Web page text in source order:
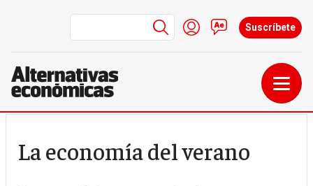
Menú de cuenta de
Iniciar sesión
Contacto
Suscríbete
La economía del verano